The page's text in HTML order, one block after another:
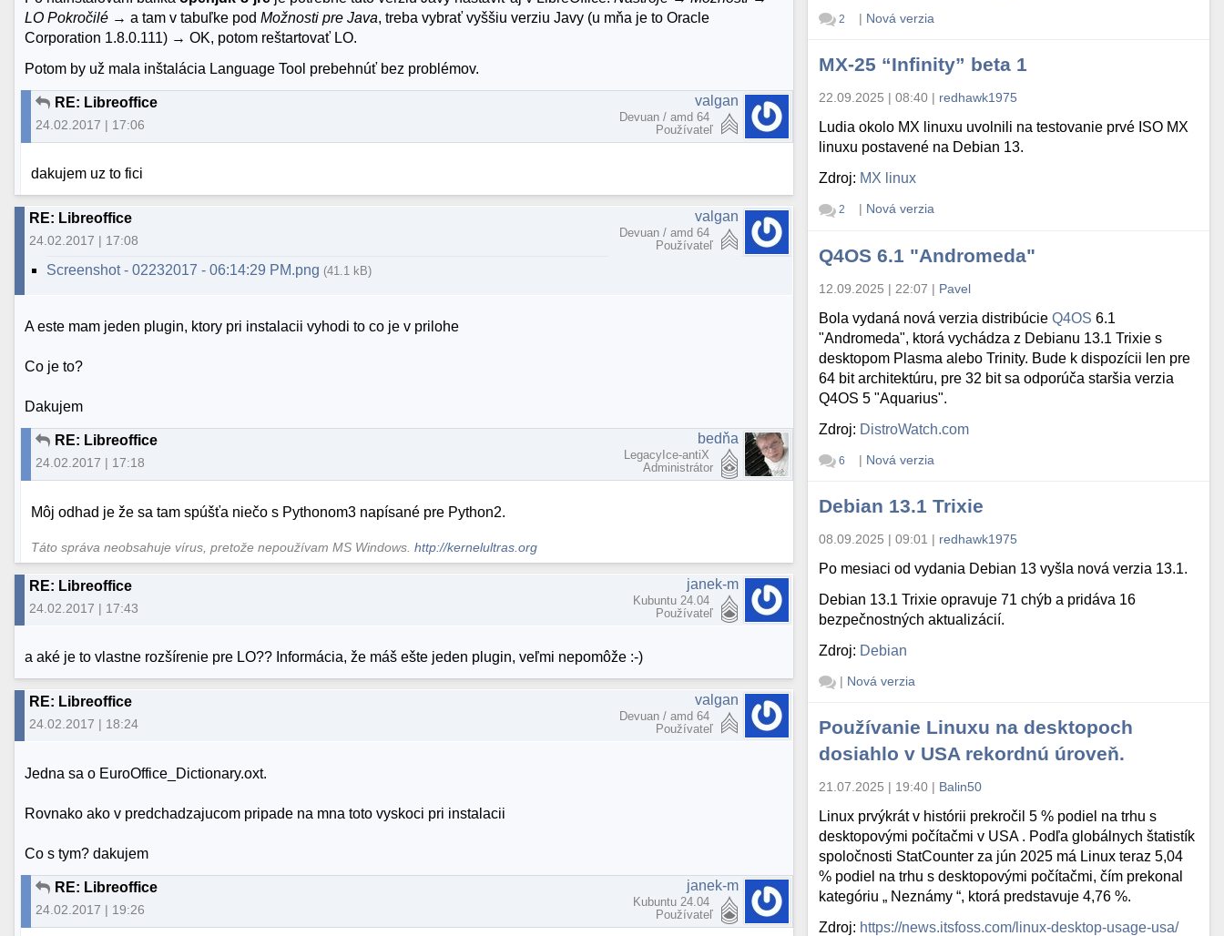
LO Pokročilé → a tam v tabuľke podMožnosti pre Java, treba vybrať vyššiu verziu Javy (u mňa je to Oracle
Corporation 1.8.0.111) → OK, potom reštartovať LO.
Potom by už mala inštalácia Language Tool prebehnúť bez problémov.
RE: Libreoffice
24.02.2017 | 17:06
valgan
Devuan / amd 64
Používateľ
dakujem uz to fici
RE: Libreoffice
24.02.2017 | 17:08
valgan
Devuan / amd 64
Používateľ
Screenshot - 02232017 - 06:14:29 PM.png (41.1 kB)
A este mam jeden plugin, ktory pri instalacii vyhodi to co je v prilohe
Co je to?
Dakujem
RE: Libreoffice
24.02.2017 | 17:18
bedňa
LegacyIce-antiX
Administrátor
Môj odhad je že sa tam spúšťa niečo s Pythonom3 napísané pre Python2.
Táto správa neobsahuje vírus, pretože nepoužívam MS Windows.http://kernelultras.org
RE: Libreoffice
24.02.2017 | 17:43
janek-m
Kubuntu 24.04
Používateľ
a aké je to vlastne rozšírenie pre LO?? Informácia, že máš ešte jeden plugin, veľmi nepomôže :-)
RE: Libreoffice
24.02.2017 | 18:24
valgan
Devuan / amd 64
Používateľ
Jedna sa o EuroOffice_Dictionary.oxt.
Rovnako ako v predchadzajucom pripade na mna toto vyskoci pri instalacii
Co s tym? dakujem
RE: Libreoffice
24.02.2017 | 19:26
janek-m
Kubuntu 24.04
Používateľ
2 | Nová verzia
MX-25 “Infinity” beta 1
22.09.2025 | 08:40 | redhawk1975
Ludia okolo MX linuxu uvolnili na testovanie prvé ISO MX
linuxu postavené na Debian 13.
Zdroj: MX linux
2 | Nová verzia
Q4OS 6.1 "Andromeda"
12.09.2025 | 22:07 | Pavel
Bola vydaná nová verzia distribúcieQ4OS 6.1
"Andromeda", ktorá vychádza z Debianu 13.1 Trixie s
desktopom Plasma alebo Trinity. Bude k dispozícii len pre
64 bit architektúru, pre 32 bit sa odporúča staršia verzia
Q4OS 5 "Aquarius".
Zdroj: DistroWatch.com
6 | Nová verzia
Debian 13.1 Trixie
08.09.2025 | 09:01 | redhawk1975
Po mesiaci od vydania Debian 13 vyšla nová verzia 13.1.
Debian 13.1 Trixie opravuje 71 chýb a pridáva 16
bezpečnostných aktualizácií.
Zdroj: Debian
| Nová verzia
Používanie Linuxu na desktopoch
dosiahlo v USA rekordnú úroveň.
21.07.2025 | 19:40 | Balin50
Linux prvýkrát v histórii prekročil 5 % podiel na trhu s
desktopovými počítačmi v USA . Podľa globálnych štatistík
spoločnosti StatCounter za jún 2025 má Linux teraz 5,04
% podiel na trhu s desktopovými počítačmi, čím prekonal
kategóriu „ Neznámy “, ktorá predstavuje 4,76 %.
Zdroj: https://news.itsfoss.com/linux-desktop-usage-usa/